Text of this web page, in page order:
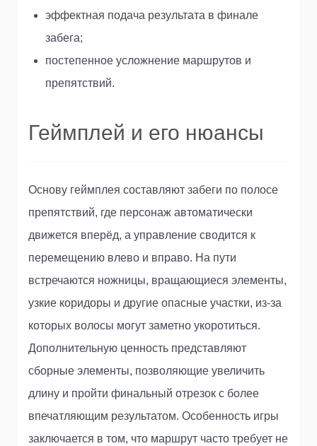
эффектная подача результата в финале
забега;
постепенное усложнение маршрутов и
препятствий.
Геймплей и его нюансы
Основу геймплея составляют забеги по полосе
препятствий, где персонаж автоматически
движется вперёд, а управление сводится к
перемещению влево и вправо. На пути
встречаются ножницы, вращающиеся элементы,
узкие коридоры и другие опасные участки, из-за
которых волосы могут заметно укоротиться.
Дополнительную ценность представляют
сборные элементы, позволяющие увеличить
длину и пройти финальный отрезок с более
впечатляющим результатом. Особенность игры
заключается в том, что маршрут часто требует не